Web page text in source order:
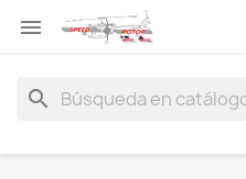

search